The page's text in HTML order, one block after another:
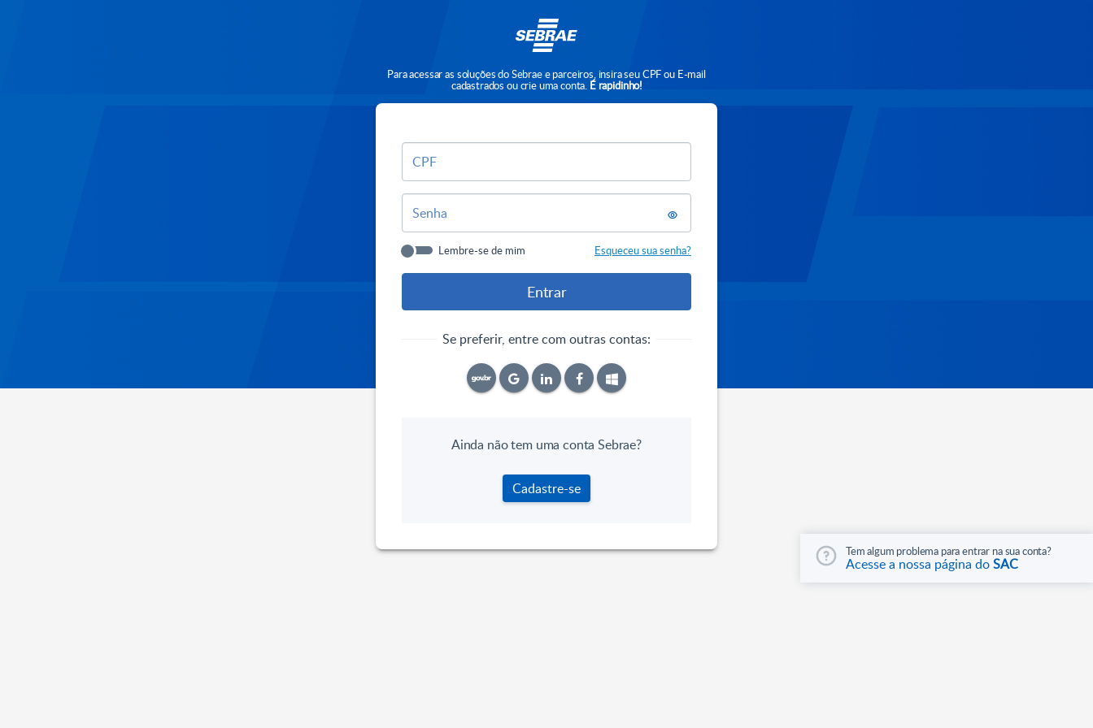
Para acessar as soluções do Sebrae e parceiros, insira seu CPF ou E-mail
cadastrados ou crie uma conta. É rapidinho!
CPF
Senha
Lembre-se de mim Esqueceu sua senha?
Se preferir, entre com outras contas:
Tem algum problema para entrar na sua conta?
Acesse a nossa página doSAC
Ainda não tem uma conta Sebrae?
Cadastre-se